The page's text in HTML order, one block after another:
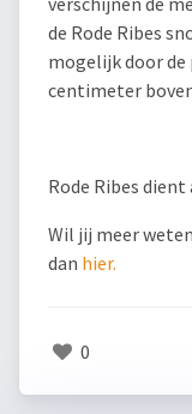
de Rode Ribes
mogelijk door
centimeter
Rode Ribes
Wil jij meer
dan hier.
0